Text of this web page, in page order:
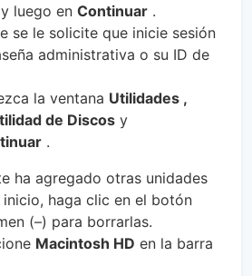
y luego en Continuar .
se le solicite que inicie sesión
administrativa o su ID de
la ventana Utilidades ,
de Discos y
.
ha agregado otras unidades
haga clic en el botón
(–) para borrarlas.
Macintosh HD en la barra